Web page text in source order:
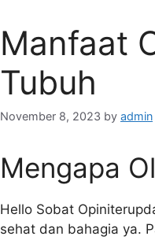
Manfaat
Tubuh
November 8, 2023 by admin
Mengapa
Hello Sobat
sehat dan bahagia ya.